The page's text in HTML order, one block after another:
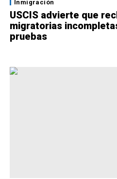
Inmigración
USCIS advierte que
migratorias
pruebas